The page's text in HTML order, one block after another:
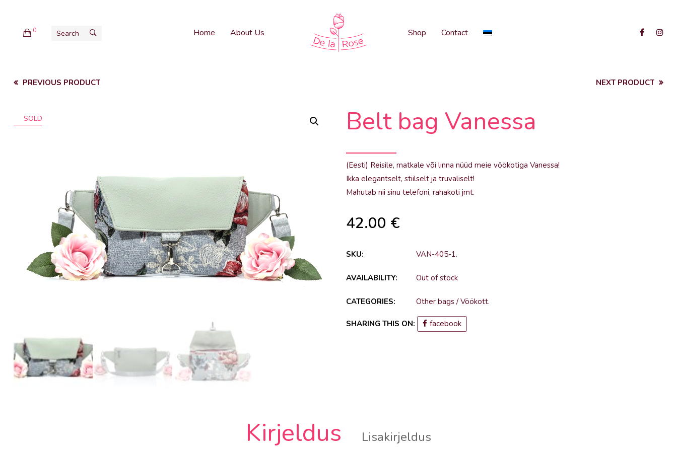
0 Home About Us Shop Contact
PREVIOUS PRODUCT NEXT PRODUCT
SOLD Belt bag Vanessa
(Eesti) Reisile, matkale või linna nüüd meie vöökotiga Vanessa!
Ikka elegantselt, stiilselt ja truvaliselt!
Mahutab nii sinu telefoni, rahakoti jmt.
42.00 €
SKU: VAN-405-1.
AVAILABILITY: Out of stock
CATEGORIES: Other bags/Vöökott.
SHARING THIS ON: facebook
Kirjeldus Lisakirjeldus